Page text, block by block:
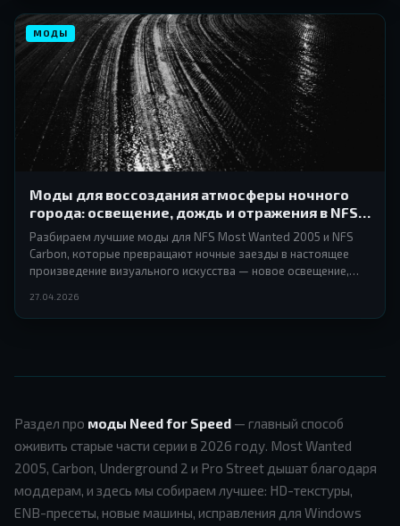
МОДЫ
Моды для воссоздания атмосферы ночного
города: освещение, дождь и отражения в NFS
Most Wanted и Carbon
Разбираем лучшие моды для NFS Most Wanted 2005 и NFS
Carbon, которые превращают ночные заезды в настоящее
произведение визуального искусства — новое освещение,
27.04.2026
Раздел про моды Need for Speed — главный способ
оживить старые части серии в 2026 году. Most Wanted
2005, Carbon, Underground 2 и Pro Street дышат благодаря
моддерам, и здесь мы собираем лучшее: HD-текстуры,
ENB-пресеты, новые машины, исправления для Windows